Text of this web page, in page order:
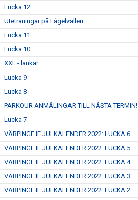
Lucka 12
Uteträningar på Fågelvallen
Lucka 11
Lucka 10
XXL - länkar
Lucka 9
Lucka 8
PARKOUR ANMÄLINGAR TILL NÄSTA TERMIN!
Lucka 7
VÄRPINGE IF JULKALENDER 2022: LUCKA 6
VÄRPINGE IF JULKALENDER 2022: LUCKA 5
VÄRPINGE IF JULKALENDER 2022: LUCKA 4
VÄRPINGE IF JULKALENDER 2022: LUCKA 3
VÄRPINGE IF JULKALENDER 2022: LUCKA 2